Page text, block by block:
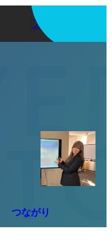
アプリを使う
つながり